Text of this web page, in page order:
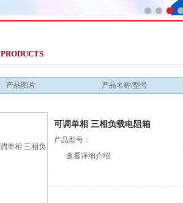
PRODUCTS
产品图片 产品名称/型号
可调单相 三相负载电阻箱
产品型号：
查看详细介绍